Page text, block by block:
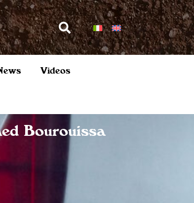
Videos
Bourouissa